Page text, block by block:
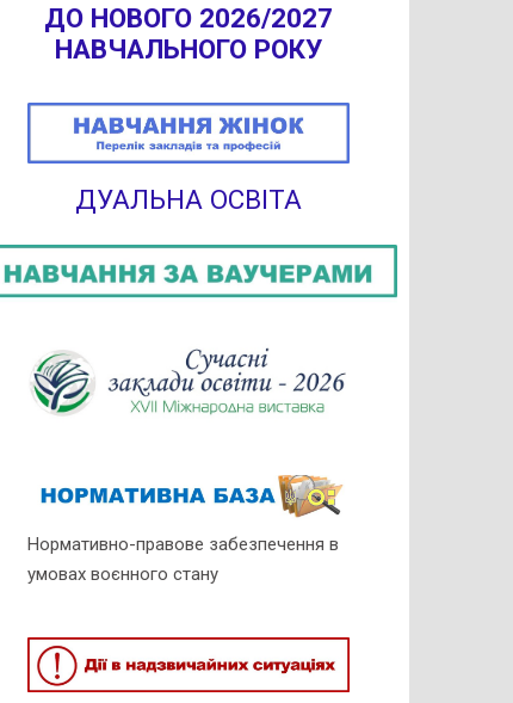
ДО НОВОГО 2026/2027
НАВЧАЛЬНОГО РОКУ
ДУАЛЬНА ОСВІТА
Нормативно-правове забезпечення в
умовах воєнного стану